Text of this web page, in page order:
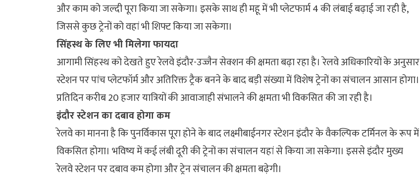
और काम को जल्दी पूरा किया जा सकेगा। इसके साथ ही महू में भी प्लेटफार्म 4 की लंबाई बढ़ाई जा रही है,
जिससे कुछ ट्रेनों को वहां भी शिफ्ट किया जा सकेगा।
सिंहस्थ के लिए भी मिलेगा फायदा
आगामी सिंहस्थ को देखते हुए रेलवे इंदौर-उज्जैन सेक्शन की क्षमता बढ़ा रहा है। रेलवे अधिकारियों के अनुसार
स्टेशन पर पांच प्लेटफॉर्म और अतिरिक्त ट्रैक बनने के बाद बड़ी संख्या में विशेष ट्रेनों का संचालन आसान होगा।
प्रतिदिन करीब 20 हजार यात्रियों की आवाजाही संभालने की क्षमता भी विकसित की जा रही है।
इंदौर स्टेशन का दबाव होगा कम
रेलवे का मानना है कि पुनर्विकास पूरा होने के बाद लक्ष्मीबाईनगर स्टेशन इंदौर के वैकल्पिक टर्मिनल के रूप में
विकसित होगा। भविष्य में कई लंबी दूरी की ट्रेनों का संचालन यहां से किया जा सकेगा। इससे इंदौर मुख्य
रेलवे स्टेशन पर दबाव कम होगा और ट्रेन संचालन की क्षमता बढ़ेगी।